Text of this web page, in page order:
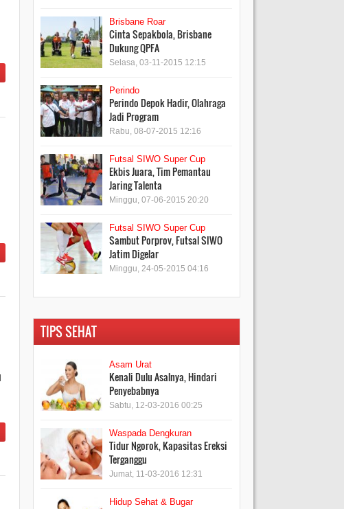
Brisbane Roar
Cinta Sepakbola, Brisbane
Dukung QPFA
Selasa, 03-11-2015 12:15
Perindo
Perindo Depok Hadir, Olahraga
Jadi Program
Rabu, 08-07-2015 12:16
Futsal SIWO Super Cup
Ekbis Juara, Tim Pemantau
Jaring Talenta
Minggu, 07-06-2015 20:20
Futsal SIWO Super Cup
Sambut Porprov, Futsal SIWO
Jatim Digelar
Minggu, 24-05-2015 04:16
TIPS SEHAT
Asam Urat
Kenali Dulu Asalnya, Hindari
Penyebabnya
Sabtu, 12-03-2016 00:25
Waspada Dengkuran
Tidur Ngorok, Kapasitas Ereksi
Terganggu
Jumat, 11-03-2016 12:31
Hidup Sehat & Bugar